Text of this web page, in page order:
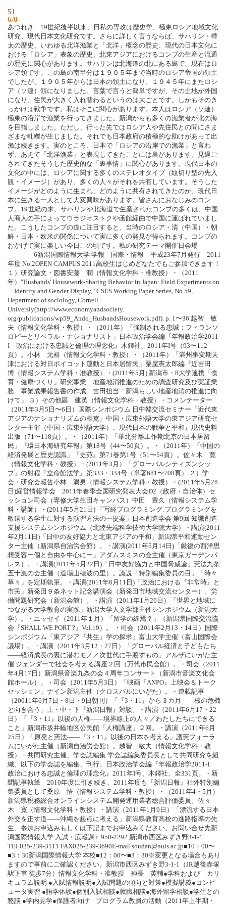
51
6/8
あつれき 19世紀後半以来、日私の専攻は歴史学、極東ロシア地域文化
研究、現代日本文化研究です。さらに詳しく言うならば、サハリン・樺
太の歴史、いわゆる北洋漁業と「北洋」概念の歴史、現代の日本文化に
おける「ロシア」表象の歴史、北東アジアにおけるコンブの生産と流通
の歴史に関心があります。サハリンは北海道の北にある島で、現在はロ
シア領です。この島の南半分は１９０５年まで当時のロシア帝国の領土
でしたが、１９０５年からは日本の領土になり、１９４５年にまたロシ
ア（ソ連）領になりました。言葉で言うと簡単ですが、その土地が外国
になり、住民が大きく入れ替わるというのは大ごとです。しかもそのき
っかけは戦争です。私はそこに関心があります。本人はロシア（ソ連）
極東の沿岸で漁業を行ってきました。新潟からも多くの漁業者が北の海
を目指しました。ただし、行った先ではロシア人や先住民との間にさま
ざまな軋轢が生じました。それでも日本政府の積極的な助けがあって出
漁は続きます。実のところ、日本で「ロシアの沿岸での漁業」と言わ
ず、あえて「北洋漁業」と表現してきたことには裏があります。見過ご
されてきたそうした歴史的な「裏事情」に関心があります。現代日本の
文化の中には、ロシアに関する多くのステレオタイプ（紋切り型の先入
観・イメージ）があり、多くの人々がそれを共有しています。そうした
イメージがどのように生まれ、どのように共有されてきたのか、現代日
本に生きる一人として大変興味があります。皆さんにおなじみのコン
ブ。19世紀の末、サハリンや北海道で生産されたコンブの多くは、中国
人商人の手によってウラジオストクや函館経由で中国に運ばれていまし
た。こうしたコンブの道に注目すると、当時のロシア・清（中国）・朝
鮮・日本・欧米の関係について実に多くの発見が得られます。コンブの
おかげで実に楽しい今日この頃です。私の研究テーマ開催日会場
6新潟国際情報大学 学報 国際・情報 平成23年7月発行 2011
年度 No.2OPEN CAMPUS 2011高校生はじめどなたでもご参加できます！
１）研究論文・図書安藤 潤（情報文化学科・准教授）・（2011
年）"Husbands' Housework-Sharing Behavior in Japan: Field Experiments on
Identity and Gender Display," CSES Working Paper Series, No.59,
Department of sociology, Cornell
Universiy(http://www.economyandsociety.
org/publications/wp59_Ando_HusbandsHousework.pdf). p. 1〜36.越智 敏
夫（情報文化学科・教授）・（2011年）「強制される忠誠：フィランソ
ロピーとリベラル・ナショナリスト」日本政治学会編『年報政治学2011-
I 政治における忠誠と倫理の理念化』木鐸社、2011年I号（93〜112
頁）。小林 元裕（情報文化学科・教授）・（2011年）「満州事変期天
津における対日ボイコット運動と日本居留民」粟屋憲太郎編『近吉田
博（情報システム学科・准教授）・(2011年5月) 新潟市・8大学連携「食
育・健康づくり」研究事業 地産地消推進のための調査研究及び実証業
務 事業成果報告書の作成 吉田担当「新潟らしい地産地消の推進に向
けて」 ３）その他區 建英（情報文化学科・教授）・コメンテーター
（2011年3月5日〜6日）国際シンポジウム 日中韓交流セミナー「近代東
アジアのナショナリズムの相克」中国・広東外語大学の東アジア研究セ
ンター主催（中国・広東外語大学）。現代日本の戦争と平和』現代史料
出版（71〜118頁）。・（2011年）「華北分離工作期北京の日本居留
民」『環日本海研究年報』第18号（44〜50頁）。・（2011年）「中国の
経済発展と歴史認識」『史苑』第71巻第1号（51〜54頁）。佐々木 寛
（情報文化学科・教授）・(2011年3月）「グローバルシティズンシッ
プ」の射程『立命館法学』第333・334号（単著681〜708頁） ２）学
会・研究会報告小林 満男（情報システム学科・教授）・(2011年5月28
日)経営情報学会 2011年春季全国研究発表大会D2（政府・自治体）セ
ッション司会（専修大学生田キャンパス）中田 豊久（情報システム学
科・講師）・(2011年5月21日) 「写経プログラミング:プログラミングを
敬遠する学生に対する演習方法の一提案」日本創造学会 第9回 知識創造
支援システムシンポジウム（北陸先端科学技術大学院大学）・講演(2011
年2月11日)「日中の友好協力と北東アジアの平和」新潟県平和運動セン
ター主催（新潟県自治労会館）。・講演(2011年5月14日)「厳復の西洋思
想受容ー個と自由を中心にー」アダムスミスの会主催（東京ガーデンパ
レス）。・講演(2011年5月22日)「日中友好協力と中国脅威論」憲法九条
五十嵐の会主催（道場山穂波の里）。論説「特別編集委員の目」「時々
草々」を定期執筆。・講演(2011年6月11日)「政治における『非常時』と
市民」新発田９条ネット記念講演会（新発田市地域交流センター）。労
働問題研究会（新潟会館）。・講演（2011年1月26日）「世界と地域に
つながる大学教育の実践」新潟大学人文学部主催シンポジウム（新潟大
学）。・エッセイ（2011年１月）「留学の終焉？」（新潟県国際交流協
会『SHALL WE PORT ?』Vol.19）。 ・司会（2011年2月13・14日）国際
シンポジウム「東アジア『共生』学の探求」富山大学主催（富山国際会
議場）。・講演（2011年3月12・27日）「グローバル経済と子どもたち
――経済成長の裏に潜むモノ／次世代に手渡すもの」アルザにいがた主
催 ジェンダーで社会を考える講座２回（万代市民会館）。・司会（2011
年4月17日）新潟県音楽九条の会４周年コンサート（新潟市音楽文化会
館ホール）。・司会（2011年5月3日）「映画『ANPO』上映会＆トーク
セッション」ナイン新潟主催（クロスパルにいがた）。・連載記事
（20011年6月7日・8日・9日朝刊）「『3・11』から３カ月――核の危機
と向き合う」上・中・下『新潟日報』対談。・講演（2011年6月17・22
日）「『3・11』以後の人権――境界線上の人々／わたしたちにできる
こと」新潟市坂井輪地区公民館「人権講座」２回。・講演（2011年6月
25日）「原発と憲法――『3・11』以後の日本を考える」護憲フォーラ
ムにいがた主催（新潟自治労会館）。越智 敏夫（情報文化学科・教
授）・共同研究主催、学会誌編集 学会誌編集委員長として共同研究を組
織、以下の学会誌を編集、刊行。日本政治学会編『年報政治学2011-I
政治における忠誠と倫理の理念化』2011年I号、木鐸社、全331頁。・新
聞記事執筆 2010年度に引き続き、2011年度も『新潟日報』社外特別編
集委員として桑原 悟（情報システム学科・教授）・（2011年4・5月）
新潟県税務総合オンラインシステム開発運用業者総合評価委員。佐々
木 寛（情報文化学科・教授）・講演（2011年1月9日）「漂流する日本
外交を正す道――沖縄を起点に考える」新潟県教育高校の進路指導の先
生、参加お申込みもしくは下記までお申込みください。お問い合せ先新
潟国際情報大学 入試・広報課〒950-2292 新潟市西区みずき野3-1-1
TEL025-239-3111 FAX025-239-3690E-mail soudan@nuis.ac.jp■10：00〜
■3：30新潟国際情報大学 本校■12：00〜■3：30※変更となる場合もあり
ますので事前にご確認ください。新潟市西区みずき野3-1-1（JR越後赤塚
駅下車 徒歩7分）情報文化学科・准教授 神長 英輔●学科および カリ
キュラム説明 ●入試情報説明●入試問題の傾向と対策●模擬講義●コンピ
ュータ実習 ●語学体験●個別入試相談●就職相談●海外留学相談●学生との
懇談 ●学内見学●保護者向け プログラム教員の活動（2011年上半期・